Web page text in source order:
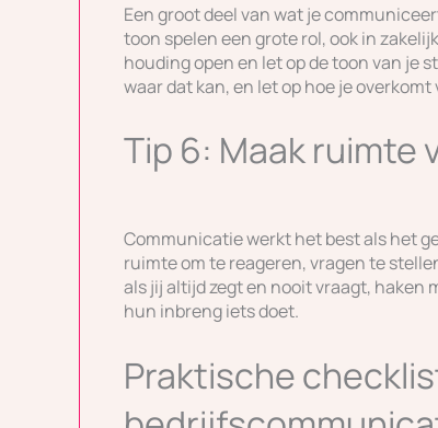
Een groot deel van wat je
toon spelen een grote rol, ook in
houding open en let op de toon van je
waar dat kan, en let op hoe je overkomt
Tip 6: Maak
Communicatie werkt het best als het
ruimte om te reageren, vragen te
als jij altijd zegt en nooit vraagt, haken
hun inbreng iets doet.
Praktische